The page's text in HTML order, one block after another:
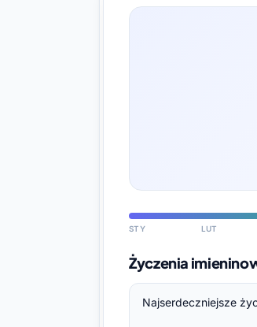
STY LUT
Życzenia
Najserdeczniejsze